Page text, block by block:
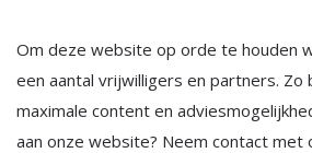
Om deze website op orde te houden
een aantal vrijwilligers en partners. Zo
maximale content en
aan onze website? Neem contact met